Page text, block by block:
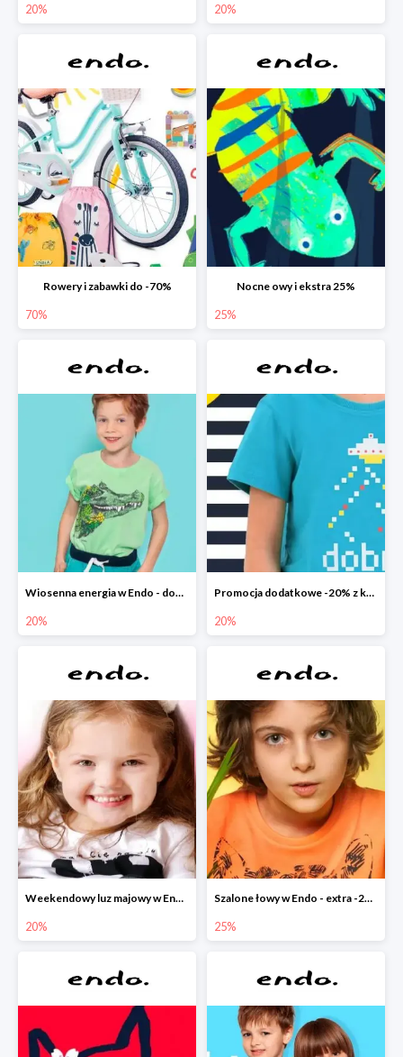
20% 20%
Rowery i zabawki do -70%
70%
Nocne owy i ekstra 25%
25%
Wiosenna energia w Endo - dodatkowe -20%
20%
Promocja dodatkowe -20% z kodem
20%
Weekendowy luz majowy w Endo - dodatkowe -20% na wszystko
20%
Szalone łowy w Endo - extra -25% na nowości
25%